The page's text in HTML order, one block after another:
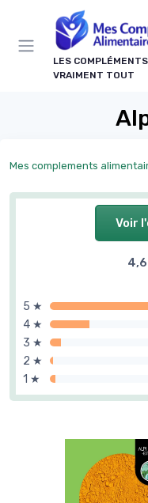
LES
VRAIMENT TOUT
Mes complements
Voir
5 ★
4 ★
3 ★
2 ★
1 ★
Panneau de gestion des